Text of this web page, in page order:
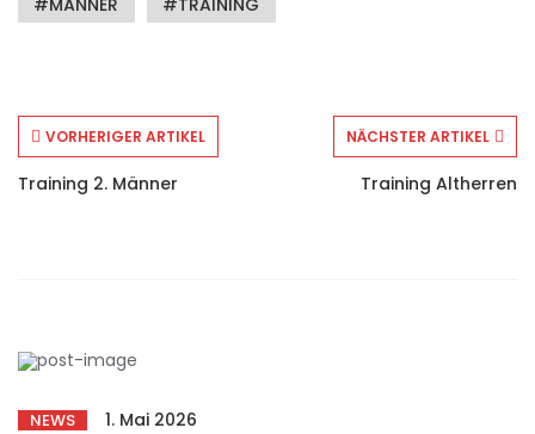
MÄNNER TRAINING
VORHERIGER ARTIKEL
Training 2. Männer
NÄCHSTER ARTIKEL
Training Altherren
NEWS 1. Mai 2026